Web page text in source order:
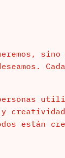
sino
están